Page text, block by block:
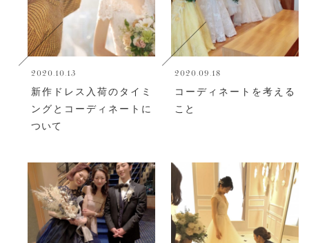
2020.10.13
新作ドレス入荷のタイミ
ングとコーディネートに
ついて
2020.09.18
コーディネートを考える
こと